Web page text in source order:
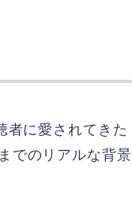
者に愛されてきた
でのリアルな背景